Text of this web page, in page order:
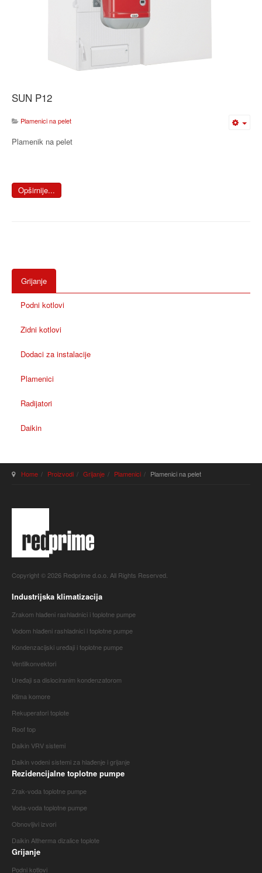
SUN P12
Plamenici na pelet
Plamenik na pelet
Opširnije...
Grijanje
Podni kotlovi
Zidni kotlovi
Dodaci za instalacije
Plamenici
Radijatori
Daikin
Home Proizvodi Grijanje Plamenici Plamenici na pelet
Copyright © 2026 Redprime d.o.o. All Rights Reserved.
Industrijska klimatizacija
Zrakom hlađeni rashladnici i toplotne pumpe
Vodom hlađeni rashladnici i toplotne pumpe
Kondenzacijski uređaji i toplotne pumpe
Ventilkonvektori
Uređaji sa dislociranim kondenzatorom
Klima komore
Rekuperatori toplote
Roof top
Daikin VRV sistemi
Daikin vodeni sistemi za hlađenje i grijanje
Rezidencijalne toplotne pumpe
Zrak-voda toplotne pumpe
Voda-voda toplotne pumpe
Obnovljivi izvori
Daikin Altherma dizalice toplote
Grijanje
Podni kotlovi